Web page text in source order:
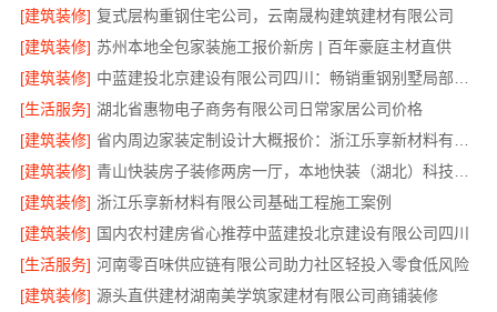
[建筑装修] 复式层构重钢住宅公司，云南晟构建筑建材有限公司
[建筑装修] 苏州本地全包家装施工报价新房 | 百年豪庭主材直供
[建筑装修]
[生活服务] 湖北省惠物电子商务有限公司日常家居公司价格
[建筑装修]
[建筑装修]
[建筑装修] 浙江乐享新材料有限公司基础工程施工案例
[建筑装修] 国内农村建房省心推荐中蓝建投北京建设有限公司四川
[生活服务] 河南零百味供应链有限公司助力社区轻投入零食低风险
[建筑装修] 源头直供建材湖南美学筑家建材有限公司商铺装修